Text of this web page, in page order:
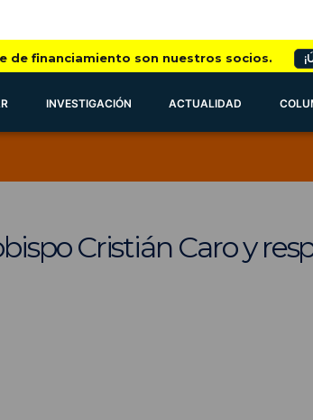
de financiamiento son nuestros socios.
INVESTIGACIÓN ACTUALIDAD
Cristián Caro y